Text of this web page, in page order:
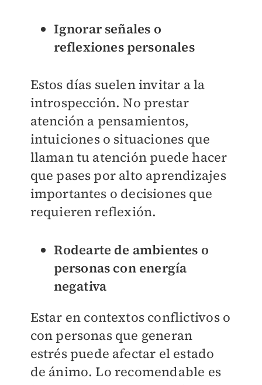
Ignorar señales o
reflexiones personales
Estos días suelen invitar a la
introspección. No prestar
atención a pensamientos,
intuiciones o situaciones que
llaman tu atención puede hacer
que pases por alto aprendizajes
importantes o decisiones que
requieren reflexión.
Rodearte de ambientes o
personas con energía
negativa
Estar en contextos conflictivos o
con personas que generan
estrés puede afectar el estado
de ánimo. Lo recomendable es